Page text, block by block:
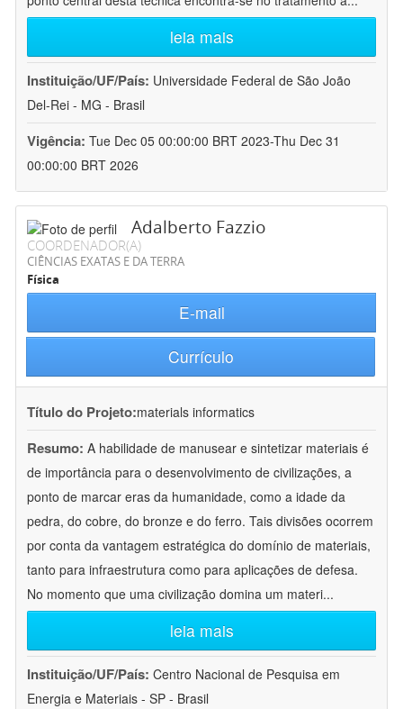
leia mais
Instituição/UF/País: Universidade Federal de São João
Del-Rei - MG - Brasil
Vigência: Tue Dec 05 00:00:00 BRT 2023-Thu Dec 31
00:00:00 BRT 2026
Adalberto Fazzio
COORDENADOR(A)
CIÊNCIAS EXATAS E DA TERRA
Física
E-mail
Currículo
Título do Projeto:materials informatics
Resumo: A habilidade de manusear e sintetizar materiais é
de importância para o desenvolvimento de civilizações, a
ponto de marcar eras da humanidade, como a idade da
pedra, do cobre, do bronze e do ferro. Tais divisões ocorrem
por conta da vantagem estratégica do domínio de materiais,
tanto para infraestrutura como para aplicações de defesa.
No momento que uma civilização domina um materi...
leia mais
Instituição/UF/País: Centro Nacional de Pesquisa em
Energia e Materiais - SP - Brasil